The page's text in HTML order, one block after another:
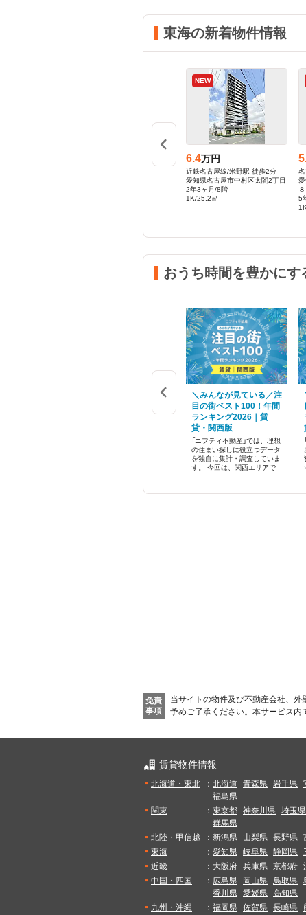
東海の新着物件情報
NEW
6.4万円
近鉄名古屋線/米野駅 徒歩2分
愛知県名古屋市中村区太閤2丁目
2年3ヶ月/8階
1K/25.2㎡
5
おうち時間を豊かにす
住民票の移し方はマイナ
県外への異動はどうす
理で行う場合もあります。
＼みんなが見ている／注
目の街ベスト100！年間
ランキング2026｜賃
貸・関西版
「ニフティ不動産」では、理想
の住まい探しに役立つデータ
を独自に集計・調査していま
す。 今回は、関西エリアで
平均家賃や掲載物件情報数と
免責
事項
当サイトの物件及び不動産会社、
予めご了承ください。 本サービス内
賃貸物件情報
北海道・東北 ： 北海道 青森県 岩手県
福島県
関東
： 東京都 神奈川県 埼玉県
群馬県
北陸・甲信越
： 新潟県 山梨県 長野県
東海
： 愛知県 岐阜県 静岡県
近畿
： 大阪府 兵庫県 京都府
中国・四国
： 広島県 岡山県 鳥取県
香川県
愛媛県
高知県
九州・沖縄
： 福岡県 佐賀県 長崎県